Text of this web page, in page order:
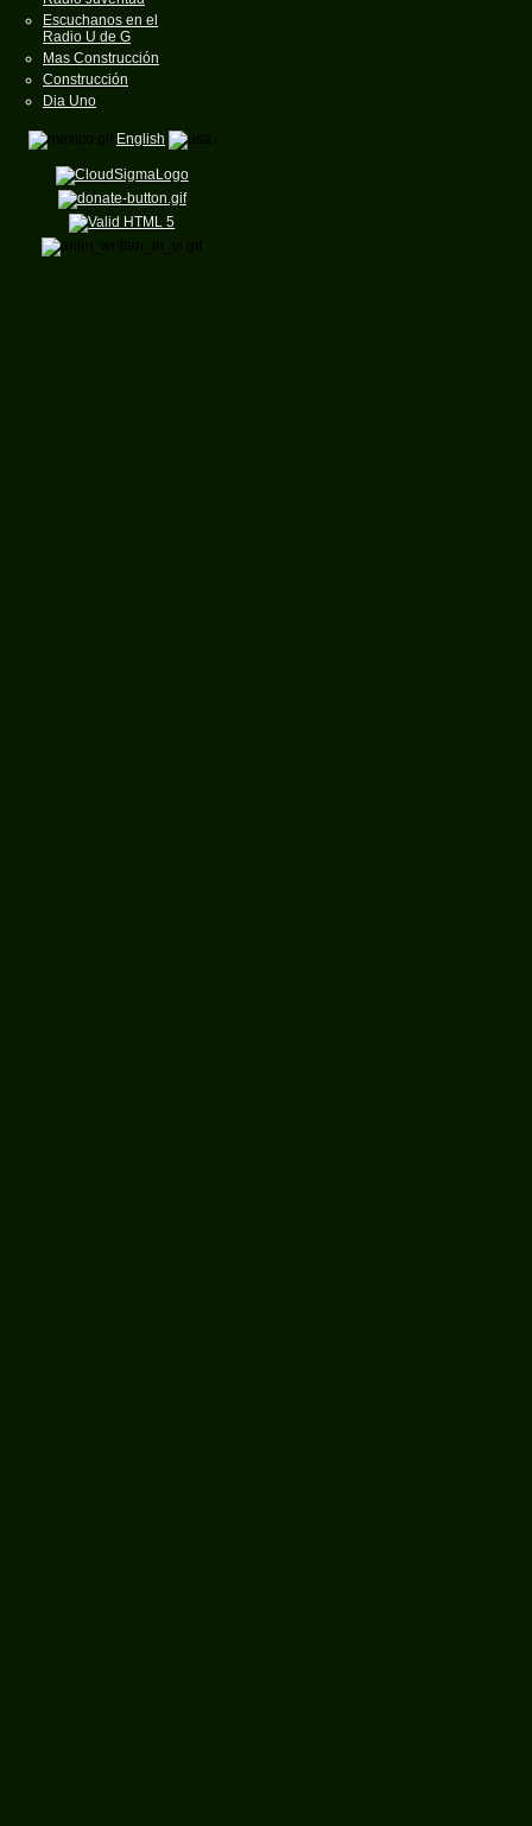
Escuchanos en el
Radio U de G
Mas Construcción
Construcción
Dia Uno
English